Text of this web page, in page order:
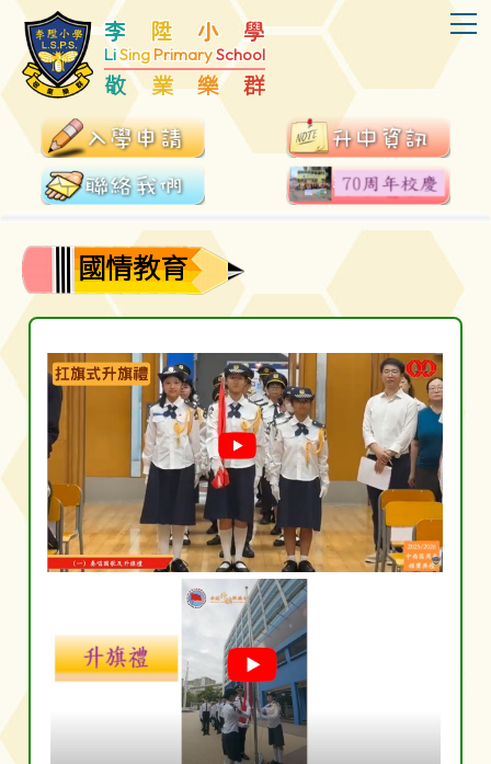
李 陞 小 學
LiSingPrimarySchool
敬 業 樂 群
國情教育